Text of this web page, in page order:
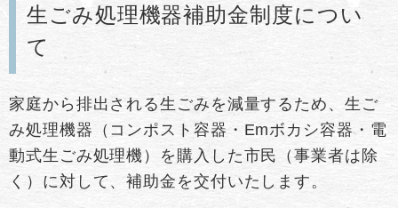
生ごみ処理機器補助金制度につい
て
家庭から排出される生ごみを減量するため、生ご
み処理機器（コンポスト容器・Emボカシ容器・電
動式生ごみ処理機）を購入した市民（事業者は除
く）に対して、補助金を交付いたします。